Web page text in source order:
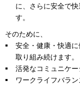
に、さらに安全で
す。
そのために、
安全・健康・快適
取り組み続けます。
活発なコミュニケー
ワークライフバラン